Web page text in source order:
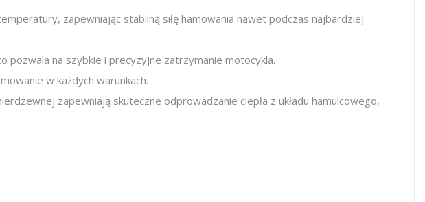
zapewniając stabilną siłę hamowania nawet podczas najbardziej
pozwala na szybkie i precyzyjne zatrzymanie motocykla.
w każdych warunkach.
zapewniają skuteczne odprowadzanie ciepła z układu hamulcowego,